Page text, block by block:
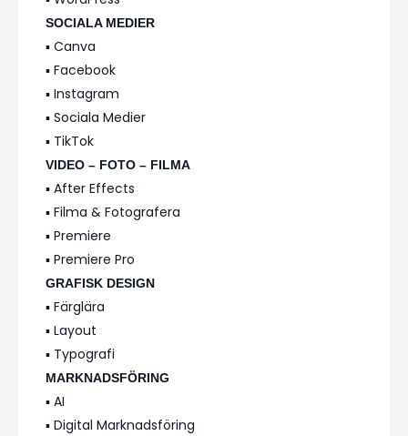
SOCIALA MEDIER
▪️ Canva
▪️ Facebook
▪️ Instagram
▪️ Sociala Medier
▪️ TikTok
VIDEO – FOTO – FILMA
▪️ After Effects
▪️ Filma & Fotografera
▪️ Premiere
▪️ Premiere Pro
GRAFISK DESIGN
▪️ Färglära
▪️ Layout
▪️ Typografi
MARKNADSFÖRING
▪️ AI
▪️ Digital Marknadsföring